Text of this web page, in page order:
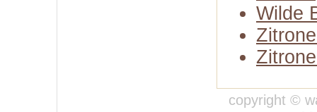
Wilde
copyright ©